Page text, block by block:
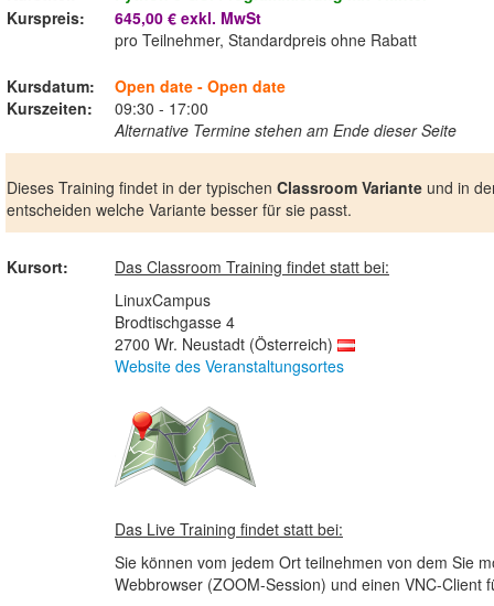
Kurspreis:
645,00 € exkl. MwSt
pro Teilnehmer, Standardpreis ohne Rabatt
Kursdatum:
Kurszeiten:
Open date - Open date
09:30 - 17:00
Alternative Termine stehen am Ende dieser Seite
Dieses Training findet in der typischen Classroom Variante und in
entscheiden welche Variante besser für sie passt.
Kursort:
Das Classroom Training findet statt bei:
LinuxCampus
Brodtischgasse 4
2700 Wr. Neustadt (Österreich)
Website des Veranstaltungsortes
Das Live Training findet statt bei:
Sie können vom jedem Ort teilnehmen von dem Sie
Webbrowser (ZOOM-Session) und einen VNC-Client